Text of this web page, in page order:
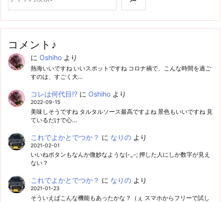
コメント♪
に Oshihoより
熱海いいですね いいスポットですね コロナ禍で、こんな時間を過ご
すのは、すごく大…
コレは何代目!?に Oshihoより
2022-09-15
美味しそうですね タルタルソース最高ですよね 景色もいいですね 見
ているだけで心…
これでよかとでつか？ に なりのより
2021-02-01
いいねボタンもなんか微妙なような(-_-; 押した人にしか数字が見え
ない？
これでよかとでつか？ に なりのより
2021-01-23
そういえばこんな機能もあったかな？（ぇ スマホからフリーで試し